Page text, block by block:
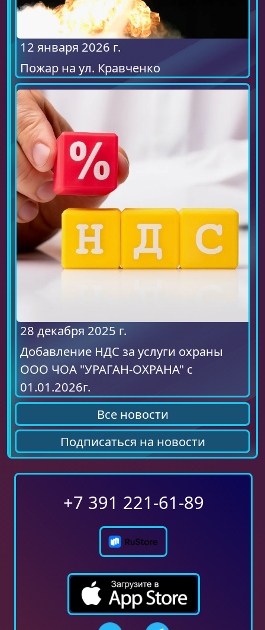
12 января 2026 г.
Пожар на ул. Кравченко
28 декабря 2025 г.
Добавление НДС за услуги охраны
ООО ЧОА "УРАГАН-ОХРАНА" с
01.01.2026г.
Все новости
Подписаться на новости
+7 391 221-61-89